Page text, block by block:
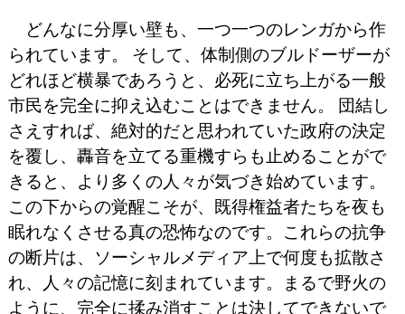
どんなに分厚い壁も、一つ一つのレンガから作
られています。 そして、体制側のブルドーザーが
どれほど横暴であろうと、必死に立ち上がる一般
市民を完全に抑え込むことはできません。 団結し
さえすれば、絶対的だと思われていた政府の決定
を覆し、轟音を立てる重機すらも止めることがで
きると、より多くの人々が気づき始めています。
この下からの覚醒こそが、既得権益者たちを夜も
眠れなくさせる真の恐怖なのです。これらの抗争
の断片は、ソーシャルメディア上で何度も拡散さ
れ、人々の記憶に刻まれています。まるで野火の
ように、完全に揉み消すことは決してできないで